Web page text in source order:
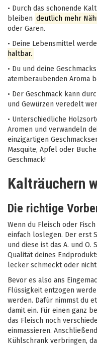
• Durch das schonende
bleiben deutlich mehr
oder Garen.
• Deine Lebensmittel
haltbar.
• Du und deine
atemberaubenden Aroma
• Der Geschmack kann
und Gewürzen veredelt
• Unterschiedliche
Aromen und verwandeln
einzigartigen
Masquite, Apfel oder
Geschmack!
Kalträuchern
Die richtige
Wenn du Fleisch oder
einfach loslegen. Der erst
und diese ist das A. und O.
Qualität deines
lecker schmeckt oder nicht.
Bevor es also ans
Flüssigkeit entzogen
werden. Dafür nimmst du
damit ein. Für einen ganz
das Fleisch noch
einmassieren.
Kühlschrank verbringen,